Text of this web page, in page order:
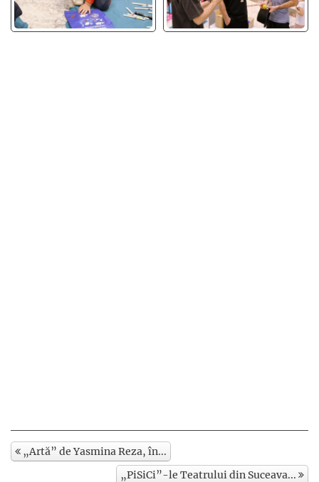
„Artă” de Yasmina Reza, în...
„PiSiCi”-le Teatrului din Suceava...